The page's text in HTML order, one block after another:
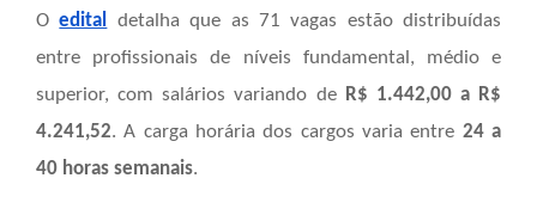
Oedital
detalha que as 71 vagas estão distribuídas
entre profissionais de níveis fundamental, médio e
superior, com salários variando deR$ 1.442,00 a R$
4.241,52. A carga horária dos cargos varia entre 24 a
40 horas semanais.